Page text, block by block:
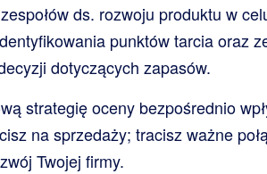
ds. rozwoju produktu w
punktów tarcia oraz
dotyczących zapasów.
strategię oceny bezpośrednio
na sprzedaży; tracisz ważne
Twojej firmy.